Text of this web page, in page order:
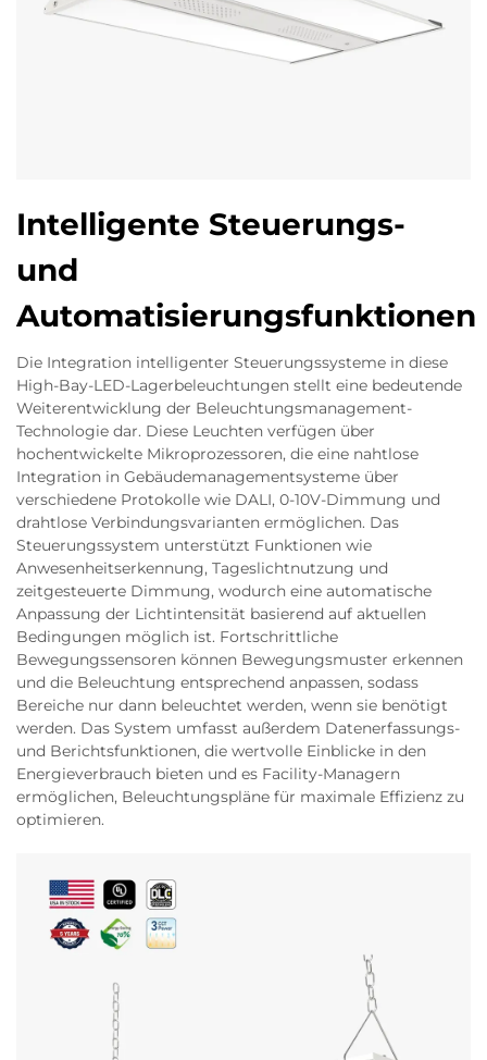
Intelligente Steuerungs-
und
Automatisierungsfunktionen
Die Integration intelligenter Steuerungssysteme in diese
High-Bay-LED-Lagerbeleuchtungen stellt eine bedeutende
Weiterentwicklung der Beleuchtungsmanagement-
Technologie dar. Diese Leuchten verfügen über
hochentwickelte Mikroprozessoren, die eine nahtlose
Integration in Gebäudemanagementsysteme über
verschiedene Protokolle wie DALI, 0-10V-Dimmung und
drahtlose Verbindungsvarianten ermöglichen. Das
Steuerungssystem unterstützt Funktionen wie
Anwesenheitserkennung, Tageslichtnutzung und
zeitgesteuerte Dimmung, wodurch eine automatische
Anpassung der Lichtintensität basierend auf aktuellen
Bedingungen möglich ist. Fortschrittliche
Bewegungssensoren können Bewegungsmuster erkennen
und die Beleuchtung entsprechend anpassen, sodass
Bereiche nur dann beleuchtet werden, wenn sie benötigt
werden. Das System umfasst außerdem Datenerfassungs-
und Berichtsfunktionen, die wertvolle Einblicke in den
Energieverbrauch bieten und es Facility-Managern
ermöglichen, Beleuchtungspläne für maximale Effizienz zu
optimieren.